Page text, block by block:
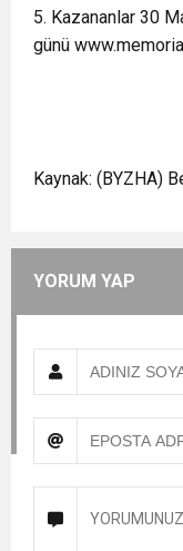
5. Kazananlar 30
günü
Kaynak: (BYZHA)
YORUM YAP